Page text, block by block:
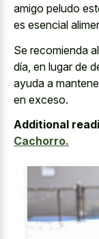
amigo peludo
es esencial
Se recomienda
día, en lugar de
ayuda a
en exceso.
Additional
Cachorro.